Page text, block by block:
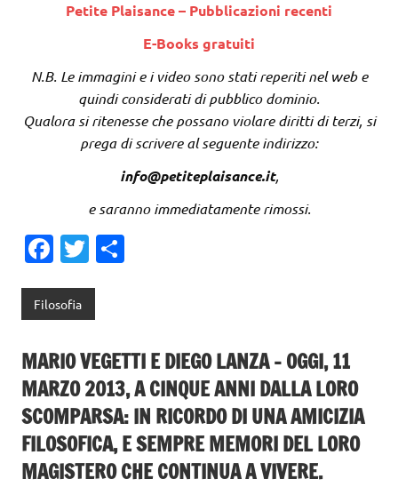
Petite Plaisance – Pubblicazioni recenti
E-Books gratuiti
N.B. Le immagini e i video sono stati reperiti nel web e
quindi considerati di pubblico dominio.
Qualora si ritenesse che possano violare diritti di terzi, si
prega di scrivere al seguente indirizzo:
info@petiteplaisance.it,
e saranno immediatamente rimossi.
Fa
e
o
o
k
T
r
vi
di
Filosofia
MARIO VEGETTI E DIEGO LANZA – OGGI, 11
MARZO 2013, A CINQUE ANNI DALLA LORO
SCOMPARSA: IN RICORDO DI UNA AMICIZIA
FILOSOFICA, E SEMPRE MEMORI DEL LORO
MAGISTERO CHE CONTINUA A VIVERE.